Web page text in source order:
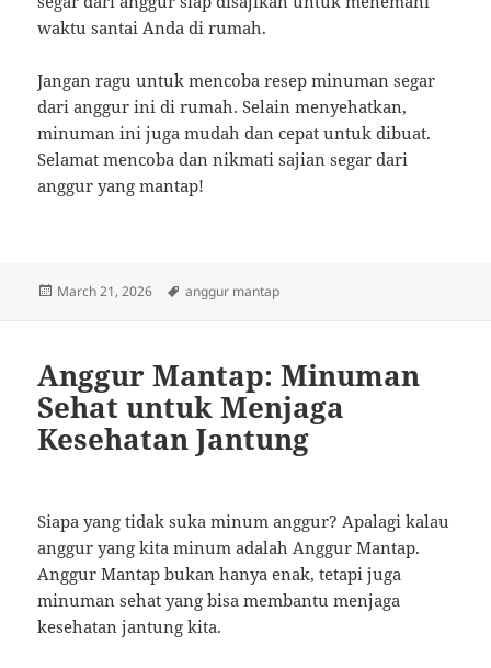
waktu santai Anda di rumah.
Jangan ragu untuk mencoba resep minuman segar
dari anggur ini di rumah. Selain menyehatkan,
minuman ini juga mudah dan cepat untuk dibuat.
Selamat mencoba dan nikmati sajian segar dari
anggur yang mantap!
Posted
March 21, 2026 Tags
anggur mantap
Anggur Mantap: Minuman
Sehat untuk Menjaga
Kesehatan Jantung
Siapa yang tidak suka minum anggur? Apalagi kalau
anggur yang kita minum adalah Anggur Mantap.
Anggur Mantap bukan hanya enak, tetapi juga
minuman sehat yang bisa membantu menjaga
kesehatan jantung kita.